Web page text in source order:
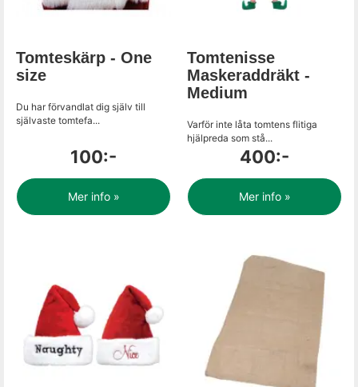
Tomteskärp - One
size
Du har förvandlat dig själv till
självaste tomtefa...
100:-
Mer info »
Tomtenisse
Maskeraddräkt -
Medium
Varför inte låta tomtens flitiga
hjälpreda som stå...
400:-
Mer info »